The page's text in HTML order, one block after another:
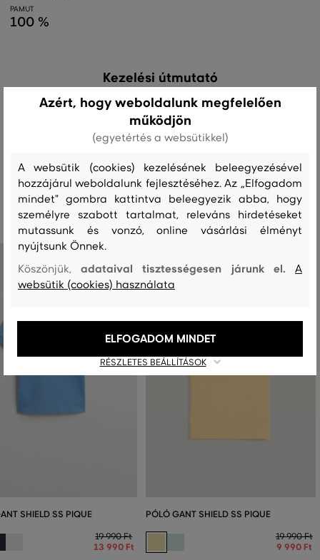
PAMUT
100 %
Kezelési útmutató
SZÁRÍTÁS
Ajánlott termékek
SHIELD SS PIQUE
19 990 Ft
13 990 Ft
PÓLÓ GANT SHIELD SS PIQUE
19 990 Ft
9 990 Ft
Azért, hogy weboldalunk megfelelően
működjön
(egyetértés a websütikkel)
A websütik (cookies) kezelésének beleegyezésével
hozzájárul weboldalunk fejlesztéséhez. Az „Elfogadom
mindet" gombra kattintva beleegyezik abba, hogy
személyre szabott tartalmat, releváns hirdetéseket
mutassunk és vonzó, online vásárlási élményt
nyújtsunk Önnek.
Köszönjük,adataival tisztességesen járunk el.A
websütik (cookies) használata
RÉSZLETES BEÁLLÍTÁSOK
ELFOGADOM MINDET